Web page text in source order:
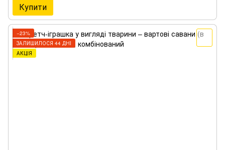
Купити
−23%
ЗАЛИШИЛОСЯ 44 ДНІ
АКЦІЯ